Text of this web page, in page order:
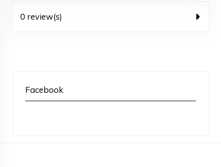
0 review(s)
Facebook